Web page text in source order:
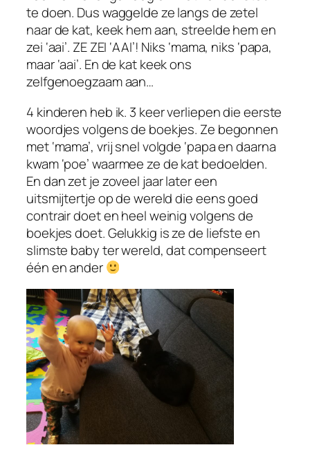
te doen. Dus waggelde ze langs de zetel
naar de kat, keek hem aan, streelde hem en
zei ‘aai’. ZE ZEI ‘AAI’! Niks ‘mama, niks ‘papa,
maar ‘aai’. En de kat keek ons
zelfgenoegzaam aan…
4 kinderen heb ik. 3 keer verliepen die eerste
woordjes volgens de boekjes. Ze begonnen
met ‘mama’, vrij snel volgde ‘papa en daarna
kwam ‘poe’ waarmee ze de kat bedoelden.
En dan zet je zoveel jaar later een
uitsmijtertje op de wereld die eens goed
contrair doet en heel weinig volgens de
boekjes doet. Gelukkig is ze de liefste en
slimste baby ter wereld, dat compenseert
één en ander